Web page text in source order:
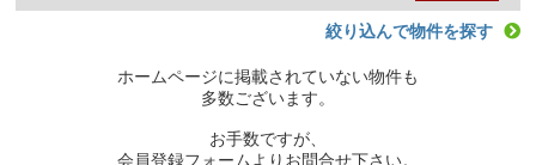
絞り込んで物件を探す
ホームページに掲載されていない物件も
多数ございます。
お手数ですが、
会員登録フォームよりお問合せ下さい。